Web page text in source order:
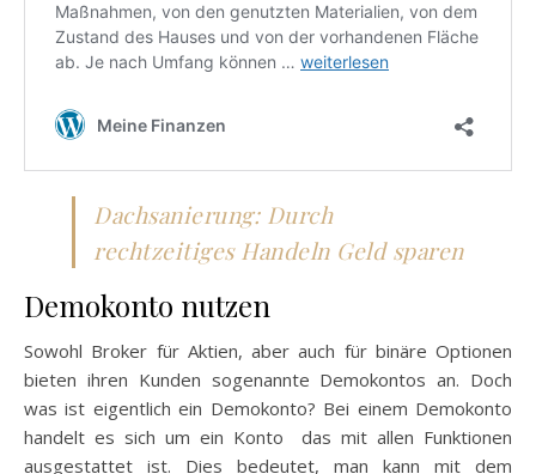
Dachsanierung: Durch
rechtzeitiges Handeln Geld sparen
Demokonto nutzen
Sowohl Broker für Aktien, aber auch für binäre Optionen
bieten ihren Kunden sogenannte Demokontos an. Doch
was ist eigentlich ein Demokonto? Bei einem Demokonto
handelt es sich um ein Konto das mit allen Funktionen
ausgestattet ist. Dies bedeutet, man kann mit dem